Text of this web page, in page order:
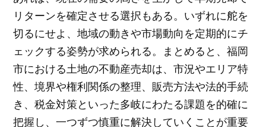
リターンを確定させる選択もある。いずれに舵を
切るにせよ、地域の動きや市場動向を定期的にチ
ェックする姿勢が求められる。まとめると、福岡
市における土地の不動産売却は、市況やエリア特
性、境界や権利関係の整理、販売方法や法的手続
き、税金対策といった多岐にわたる課題を的確に
把握し、一つずつ慎重に解決していくことが重要